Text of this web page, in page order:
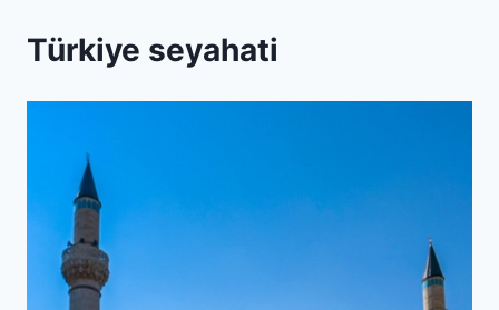
Türkiye seyahati